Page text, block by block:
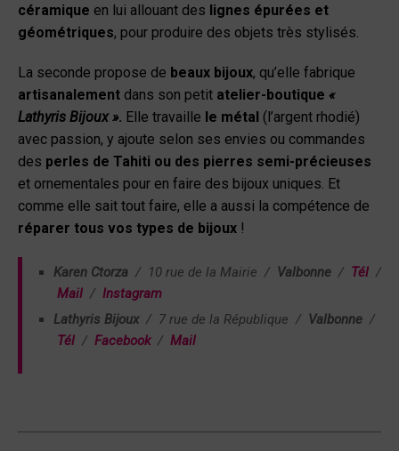
céramique en lui allouant des lignes épurées et
géométriques, pour produire des objets très stylisés.
La seconde propose de beaux bijoux, qu’elle fabrique
artisanalement dans son petit atelier-boutique «
Lathyris Bijoux ». Elle travaille le métal (l’argent rhodié)
avec passion, y ajoute selon ses envies ou commandes
des perles de Tahiti ou des pierres semi-précieuses
et ornementales pour en faire des bijoux uniques. Et
comme elle sait tout faire, elle a aussi la compétence de
réparer tous vos types de bijoux !
Karen Ctorza / 10 rue de la Mairie / Valbonne / Tél /
Mail / Instagram
Lathyris Bijoux / 7 rue de la République / Valbonne /
Tél / Facebook/ Mail